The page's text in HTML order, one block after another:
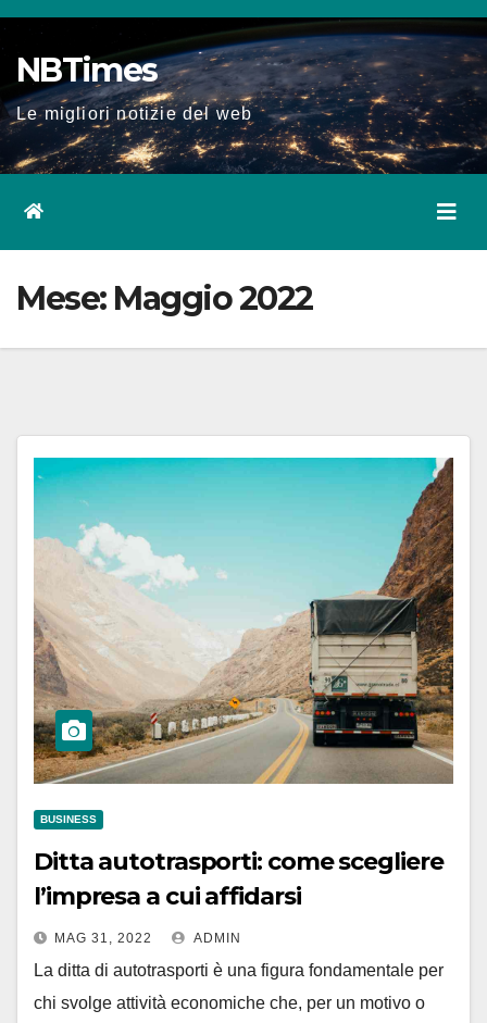
Salta
al
contenuto
NBTimes
Le migliori notizie del web
Mese: Maggio 2022
BUSINESS
Ditta autotrasporti: come scegliere
l’impresa a cui affidarsi
MAG 31, 2022 ADMIN
La ditta di autotrasporti è una figura fondamentale per
chi svolge attività economiche che, per un motivo o